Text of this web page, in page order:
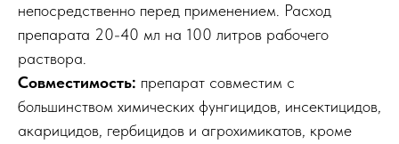
непосредственно перед применением. Расход
препарата 20-40 мл на 100 литров рабочего
раствора.
Совместимость: препарат совместим с
большинством химических фунгицидов, инсектицидов,
акарицидов, гербицидов и агрохимикатов, кроме